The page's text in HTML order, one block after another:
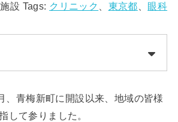
施設 Tags: クリニック 東京都 眼科
、青梅新町に開設以来、地域の皆様
して参りました。